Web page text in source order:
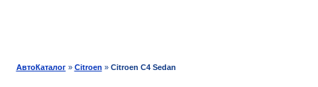
АвтоКаталог» Citroen » Citroen C4 Sedan